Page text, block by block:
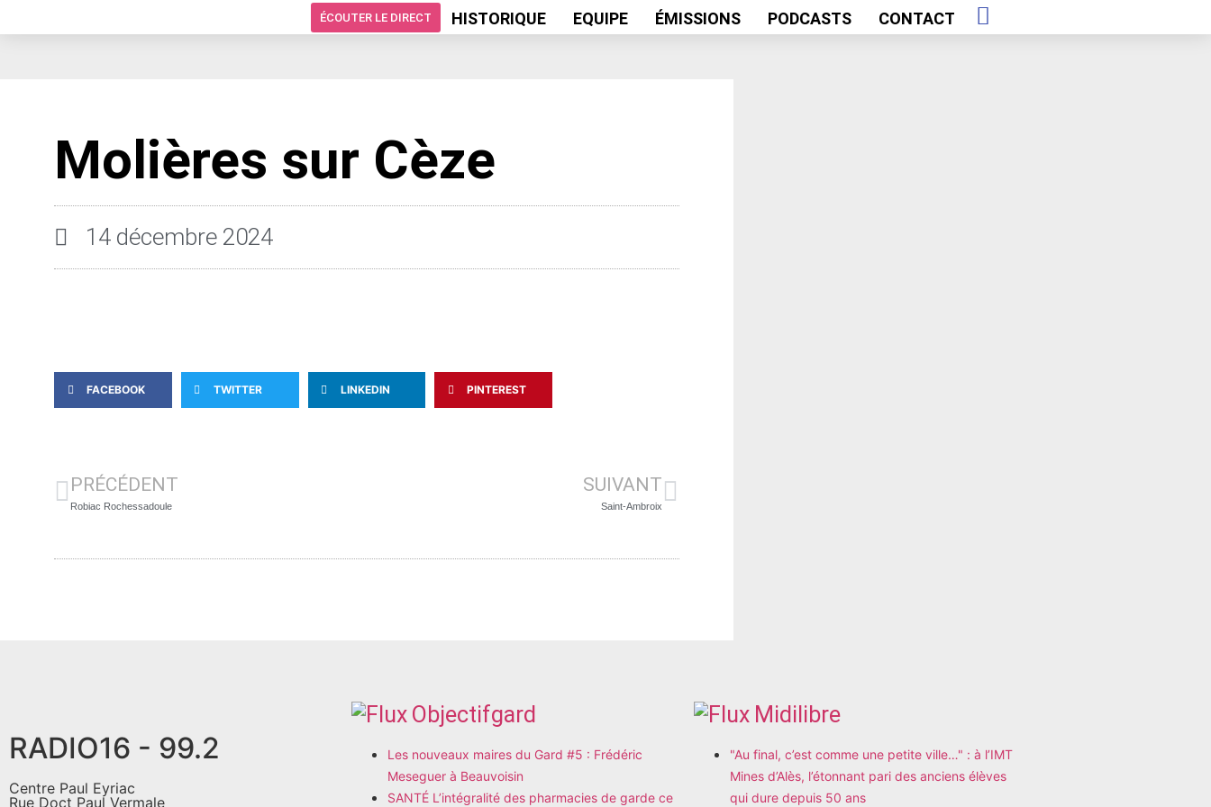
ÉCOUTER LE DIRECT HISTORIQUE EQUIPE ÉMISSIONS PODCASTS CONTACT
Molières sur Cèze
14 décembre 2024
FACEBOOK TWITTER LINKEDIN PINTEREST
PRÉCÉDENT
Robiac Rochessadoule
SUIVANT
Saint-Ambroix
RADIO16 - 99.2
Centre Paul Eyriac
Rue Doct Paul Vermale
Objectifgard
Les nouveaux maires du Gard #5 : Frédéric
Meseguer à Beauvoisin
SANTÉ L’intégralité des pharmacies de garde ce
Midilibre
"Au final, c’est comme une petite ville…" : à l’IMT
Mines d’Alès, l’étonnant pari des anciens élèves
qui dure depuis 50 ans